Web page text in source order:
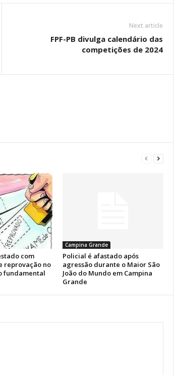
Next article
FPF-PB divulga calendário das
competições de 2024
com
reprovação no
fundamental
Campina Grande
Policial é afastado após
agressão durante o Maior São
João do Mundo em Campina
Grande